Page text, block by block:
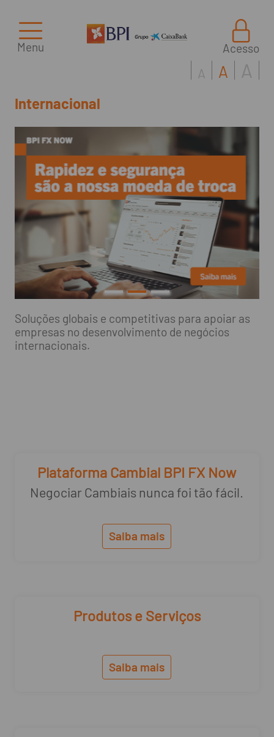
Menu Acesso
Internacional
A A A
Soluções globais e competitivas para apoiar as
empresas no desenvolvimento de negócios
internacionais.
Plataforma Cambial BPI FX Now
Negociar Cambiais nunca foi tão fácil.
Saiba mais
Produtos e Serviços
Saiba mais